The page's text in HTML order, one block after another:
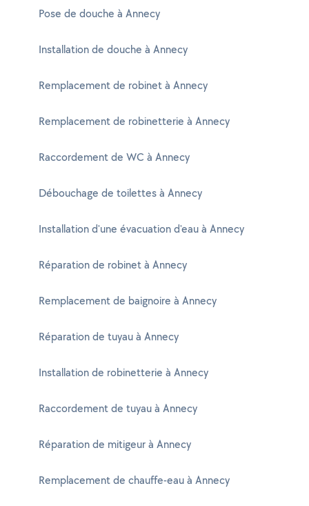
Pose de douche à Annecy
Installation de douche à Annecy
Remplacement de robinet à Annecy
Remplacement de robinetterie à Annecy
Raccordement de WC à Annecy
Débouchage de toilettes à Annecy
Installation d'une évacuation d'eau à Annecy
Réparation de robinet à Annecy
Remplacement de baignoire à Annecy
Réparation de tuyau à Annecy
Installation de robinetterie à Annecy
Raccordement de tuyau à Annecy
Réparation de mitigeur à Annecy
Remplacement de chauffe-eau à Annecy